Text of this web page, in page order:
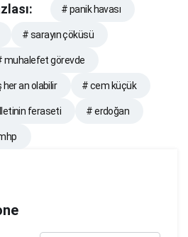
# panik havası
# sarayın çöküsü
muhalefet görevde
an olabilir # cem küçük
feraseti # erdoğan